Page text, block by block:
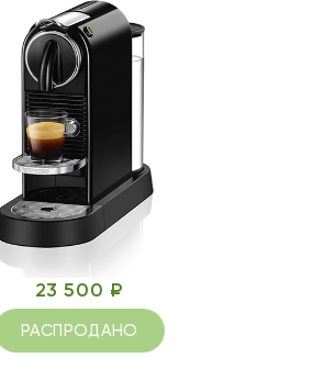
23 500 ₽
РАСПРОДАНО